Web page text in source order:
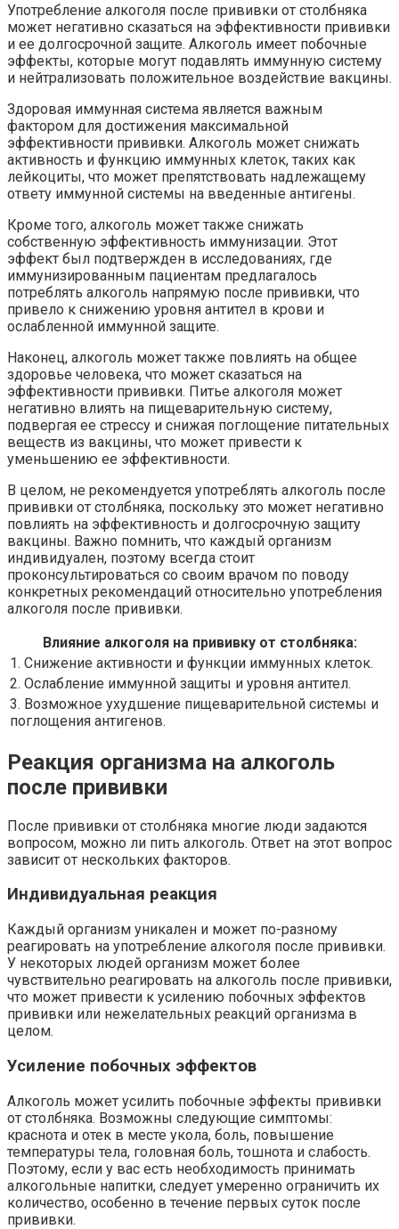
Употребление алкоголя после прививки от столбняка
может негативно сказаться на эффективности прививки
и ее долгосрочной защите. Алкоголь имеет побочные
эффекты, которые могут подавлять иммунную систему
и нейтрализовать положительное воздействие вакцины.
Здоровая иммунная система является важным
фактором для достижения максимальной
эффективности прививки. Алкоголь может снижать
активность и функцию иммунных клеток, таких как
лейкоциты, что может препятствовать надлежащему
ответу иммунной системы на введенные антигены.
Кроме того, алкоголь может также снижать
собственную эффективность иммунизации. Этот
эффект был подтвержден в исследованиях, где
иммунизированным пациентам предлагалось
потреблять алкоголь напрямую после прививки, что
привело к снижению уровня антител в крови и
ослабленной иммунной защите.
Наконец, алкоголь может также повлиять на общее
здоровье человека, что может сказаться на
эффективности прививки. Питье алкоголя может
негативно влиять на пищеварительную систему,
подвергая ее стрессу и снижая поглощение питательных
веществ из вакцины, что может привести к
уменьшению ее эффективности.
В целом, не рекомендуется употреблять алкоголь после
прививки от столбняка, поскольку это может негативно
повлиять на эффективность и долгосрочную защиту
вакцины. Важно помнить, что каждый организм
индивидуален, поэтому всегда стоит
проконсультироваться со своим врачом по поводу
конкретных рекомендаций относительно употребления
алкоголя после прививки.
Влияние алкоголя на прививку от столбняка:
1. Снижение активности и функции иммунных клеток.
2. Ослабление иммунной защиты и уровня антител.
3. Возможное ухудшение пищеварительной системы и
поглощения антигенов.
Реакция организма на алкоголь
после прививки
После прививки от столбняка многие люди задаются
вопросом, можно ли пить алкоголь. Ответ на этот вопрос
зависит от нескольких факторов.
Индивидуальная реакция
Каждый организм уникален и может по-разному
реагировать на употребление алкоголя после прививки.
У некоторых людей организм может более
чувствительно реагировать на алкоголь после прививки,
что может привести к усилению побочных эффектов
прививки или нежелательных реакций организма в
целом.
Усиление побочных эффектов
Алкоголь может усилить побочные эффекты прививки
от столбняка. Возможны следующие симптомы:
краснота и отек в месте укола, боль, повышение
температуры тела, головная боль, тошнота и слабость.
Поэтому, если у вас есть необходимость принимать
алкогольные напитки, следует умеренно ограничить их
количество, особенно в течение первых суток после
прививки.